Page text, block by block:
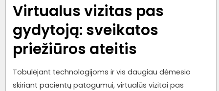
Virtualus vizitas pas
gydytoją: sveikatos
priežiūros ateitis
Tobulėjant technologijoms ir vis daugiau dėmesio
skiriant pacientų patogumui, virtualūs vizitai pas